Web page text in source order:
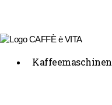
Kaffeemaschinen